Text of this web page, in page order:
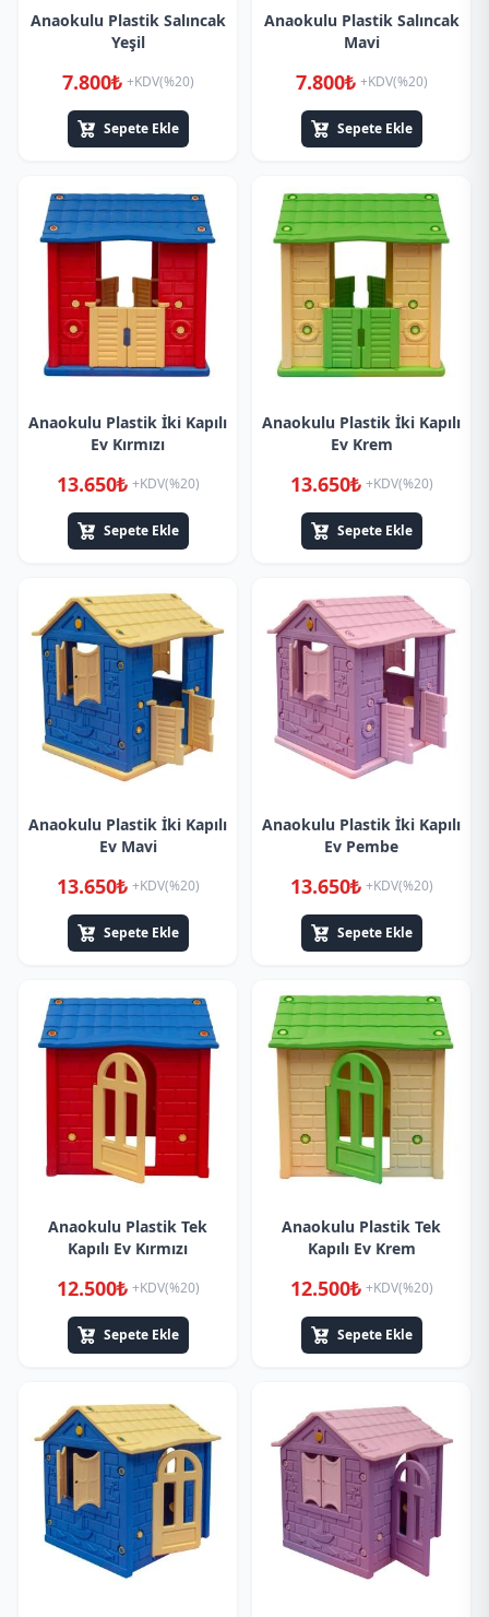
Anaokulu Plastik Salıncak
Yeşil
7.800₺ +KDV(%20)
Sepete Ekle
Anaokulu Plastik Salıncak
Mavi
7.800₺ +KDV(%20)
Sepete Ekle
Anaokulu Plastik İki Kapılı
Ev Kırmızı
13.650₺ +KDV(%20)
Sepete Ekle
Anaokulu Plastik İki Kapılı
Ev Krem
13.650₺ +KDV(%20)
Sepete Ekle
Anaokulu Plastik İki Kapılı
Ev Mavi
13.650₺ +KDV(%20)
Sepete Ekle
Anaokulu Plastik İki Kapılı
Ev Pembe
13.650₺ +KDV(%20)
Sepete Ekle
Anaokulu Plastik Tek
Kapılı Ev Kırmızı
12.500₺ +KDV(%20)
Sepete Ekle
Anaokulu Plastik Tek
Kapılı Ev Krem
12.500₺ +KDV(%20)
Sepete Ekle